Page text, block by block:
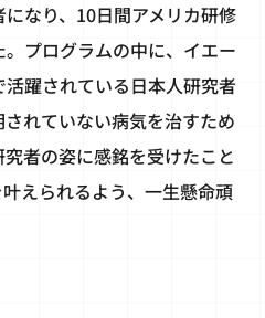
なり、10日間アメリカ研修
プログラムの中に、イエー
躍されている日本人研究者
れていない病気を治すため
者の姿に感銘を受けたこと
えられるよう、一生懸命頑